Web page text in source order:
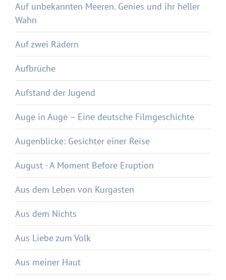
Auf unbekannten Meeren. Genies und ihr heller
Wahn
Auf zwei Rädern
Aufbrüche
Aufstand der Jugend
Auge in Auge – Eine deutsche Filmgeschichte
Augenblicke: Gesichter einer Reise
August - A Moment Before Eruption
Aus dem Leben von Kurgästen
Aus dem Nichts
Aus Liebe zum Volk
Aus meiner Haut